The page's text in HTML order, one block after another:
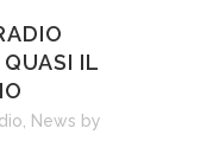
IL
News by